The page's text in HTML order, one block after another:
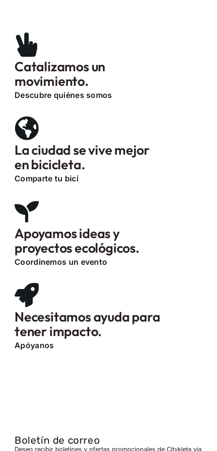
Catalizamos un
movimiento.
Descubre quiénes somos
La ciudad se vive mejor
en bicicleta.
Comparte tu bici
Apoyamos ideas y
proyectos ecológicos.
Coordinemos un evento
Necesitamos ayuda para
tener impacto.
Apóyanos
Boletín de correo
Deseo recibir boletines y ofertas promocionales de Citykleta via